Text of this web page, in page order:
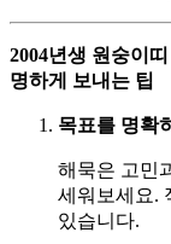
2004년생 원숭이
명하게 보내는 팁
목표를 명확
해묵은 고민
세워보세요.
있습니다.